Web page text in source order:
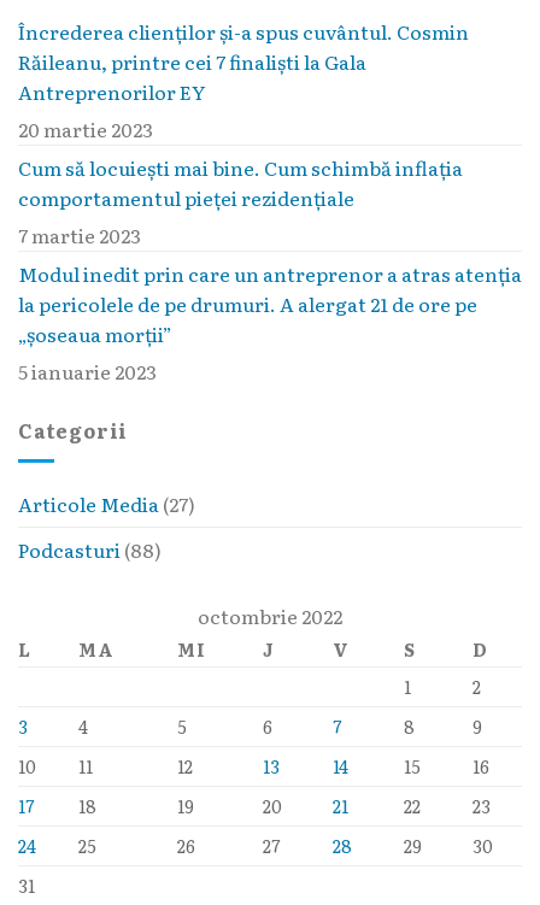
Încrederea clienților și-a spus cuvântul. Cosmin
Răileanu, printre cei 7 finaliști la Gala
Antreprenorilor EY
20 martie 2023
Cum să locuieşti mai bine. Cum schimbă inflaţia
comportamentul pieţei rezidenţiale
7 martie 2023
Modul inedit prin care un antreprenor a atras atenția
la pericolele de pe drumuri. A alergat 21 de ore pe
„șoseaua morții”
5 ianuarie 2023
Categorii
Articole Media (27)
Podcasturi (88)
octombrie 2022
L MA MI J V S
D
1
2
3
4 5 6 7 8
9
10
11 12 13 14 15
16
17
18 19 20 21 22
23
24
25 26 27 28 29
30
31